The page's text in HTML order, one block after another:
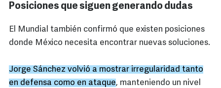
Posiciones que siguen generando dudas
El Mundial también confirmó que existen posiciones
donde México necesita encontrar nuevas soluciones.
Jorge Sánchez volvió a mostrar irregularidad tanto
en defensa como en ataque, manteniendo un nivel